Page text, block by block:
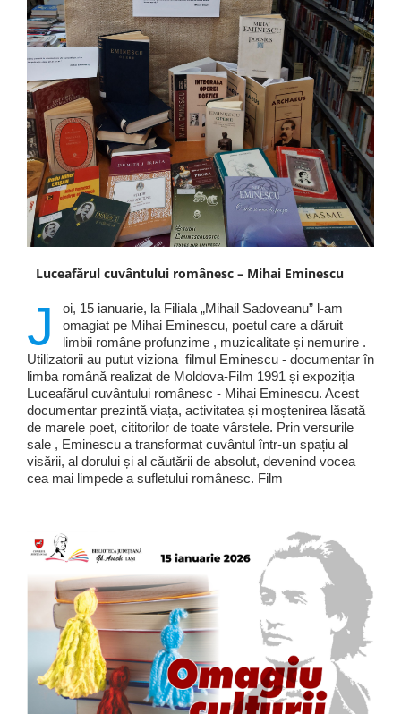
Luceafărul cuvântului românesc – Mihai Eminescu
J
oi, 15 ianuarie, la Filiala „Mihail Sadoveanu” l-am
omagiat pe Mihai Eminescu, poetul care a dăruit
limbii române profunzime , muzicalitate și nemurire .
Utilizatorii au putut viziona filmul Eminescu - documentar în
limba română realizat de Moldova-Film 1991 și expoziția
Luceafărul cuvântului românesc - Mihai Eminescu. Acest
documentar prezintă viața, activitatea și moștenirea lăsată
de marele poet, cititorilor de toate vârstele. Prin versurile
sale , Eminescu a transformat cuvântul într-un spațiu al
visării, al dorului și al căutării de absolut, devenind vocea
cea mai limpede a sufletului românesc. Film